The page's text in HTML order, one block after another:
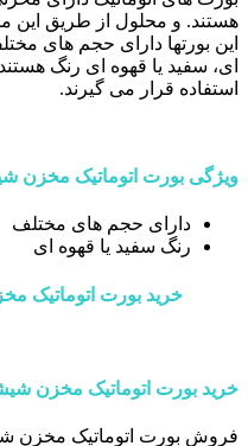
هستند. و محلول از طریق این
این بورتها دارای حجم های
ای، سفید یا قهوه ای رنگ
استفاده قرار می گیرند.
ویژگی بورت اتوماتیک مخزن
دارای حجم های مختلف
رنگ سفید یا قهوه ای
خرید بورت اتوماتیک
خرید بورت اتوماتیک مخزن
فروش بورت اتوماتیک مخزن